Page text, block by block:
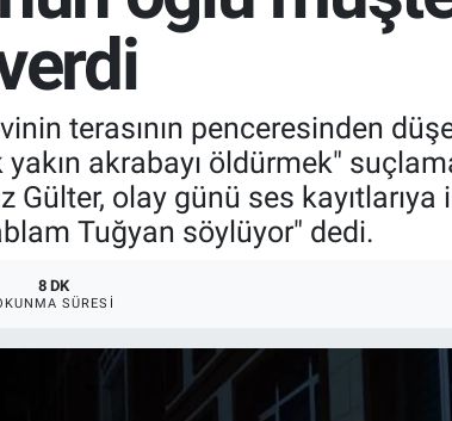
terasının penceresinden
akrabayı öldürmek"
Gülter, olay günü ses
Tuğyan söylüyor" dedi.
8 DK
SÜRESI